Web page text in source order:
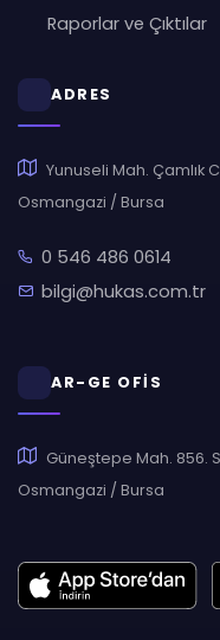
Raporlar ve Çıktılar
ADRES
Yunuseli Mah. Çamlık
Osmangazi / Bursa
0 546 486 0614
bilgi@hukas.com.tr
AR-GE OFİS
Güneştepe Mah. 856.
Osmangazi / Bursa